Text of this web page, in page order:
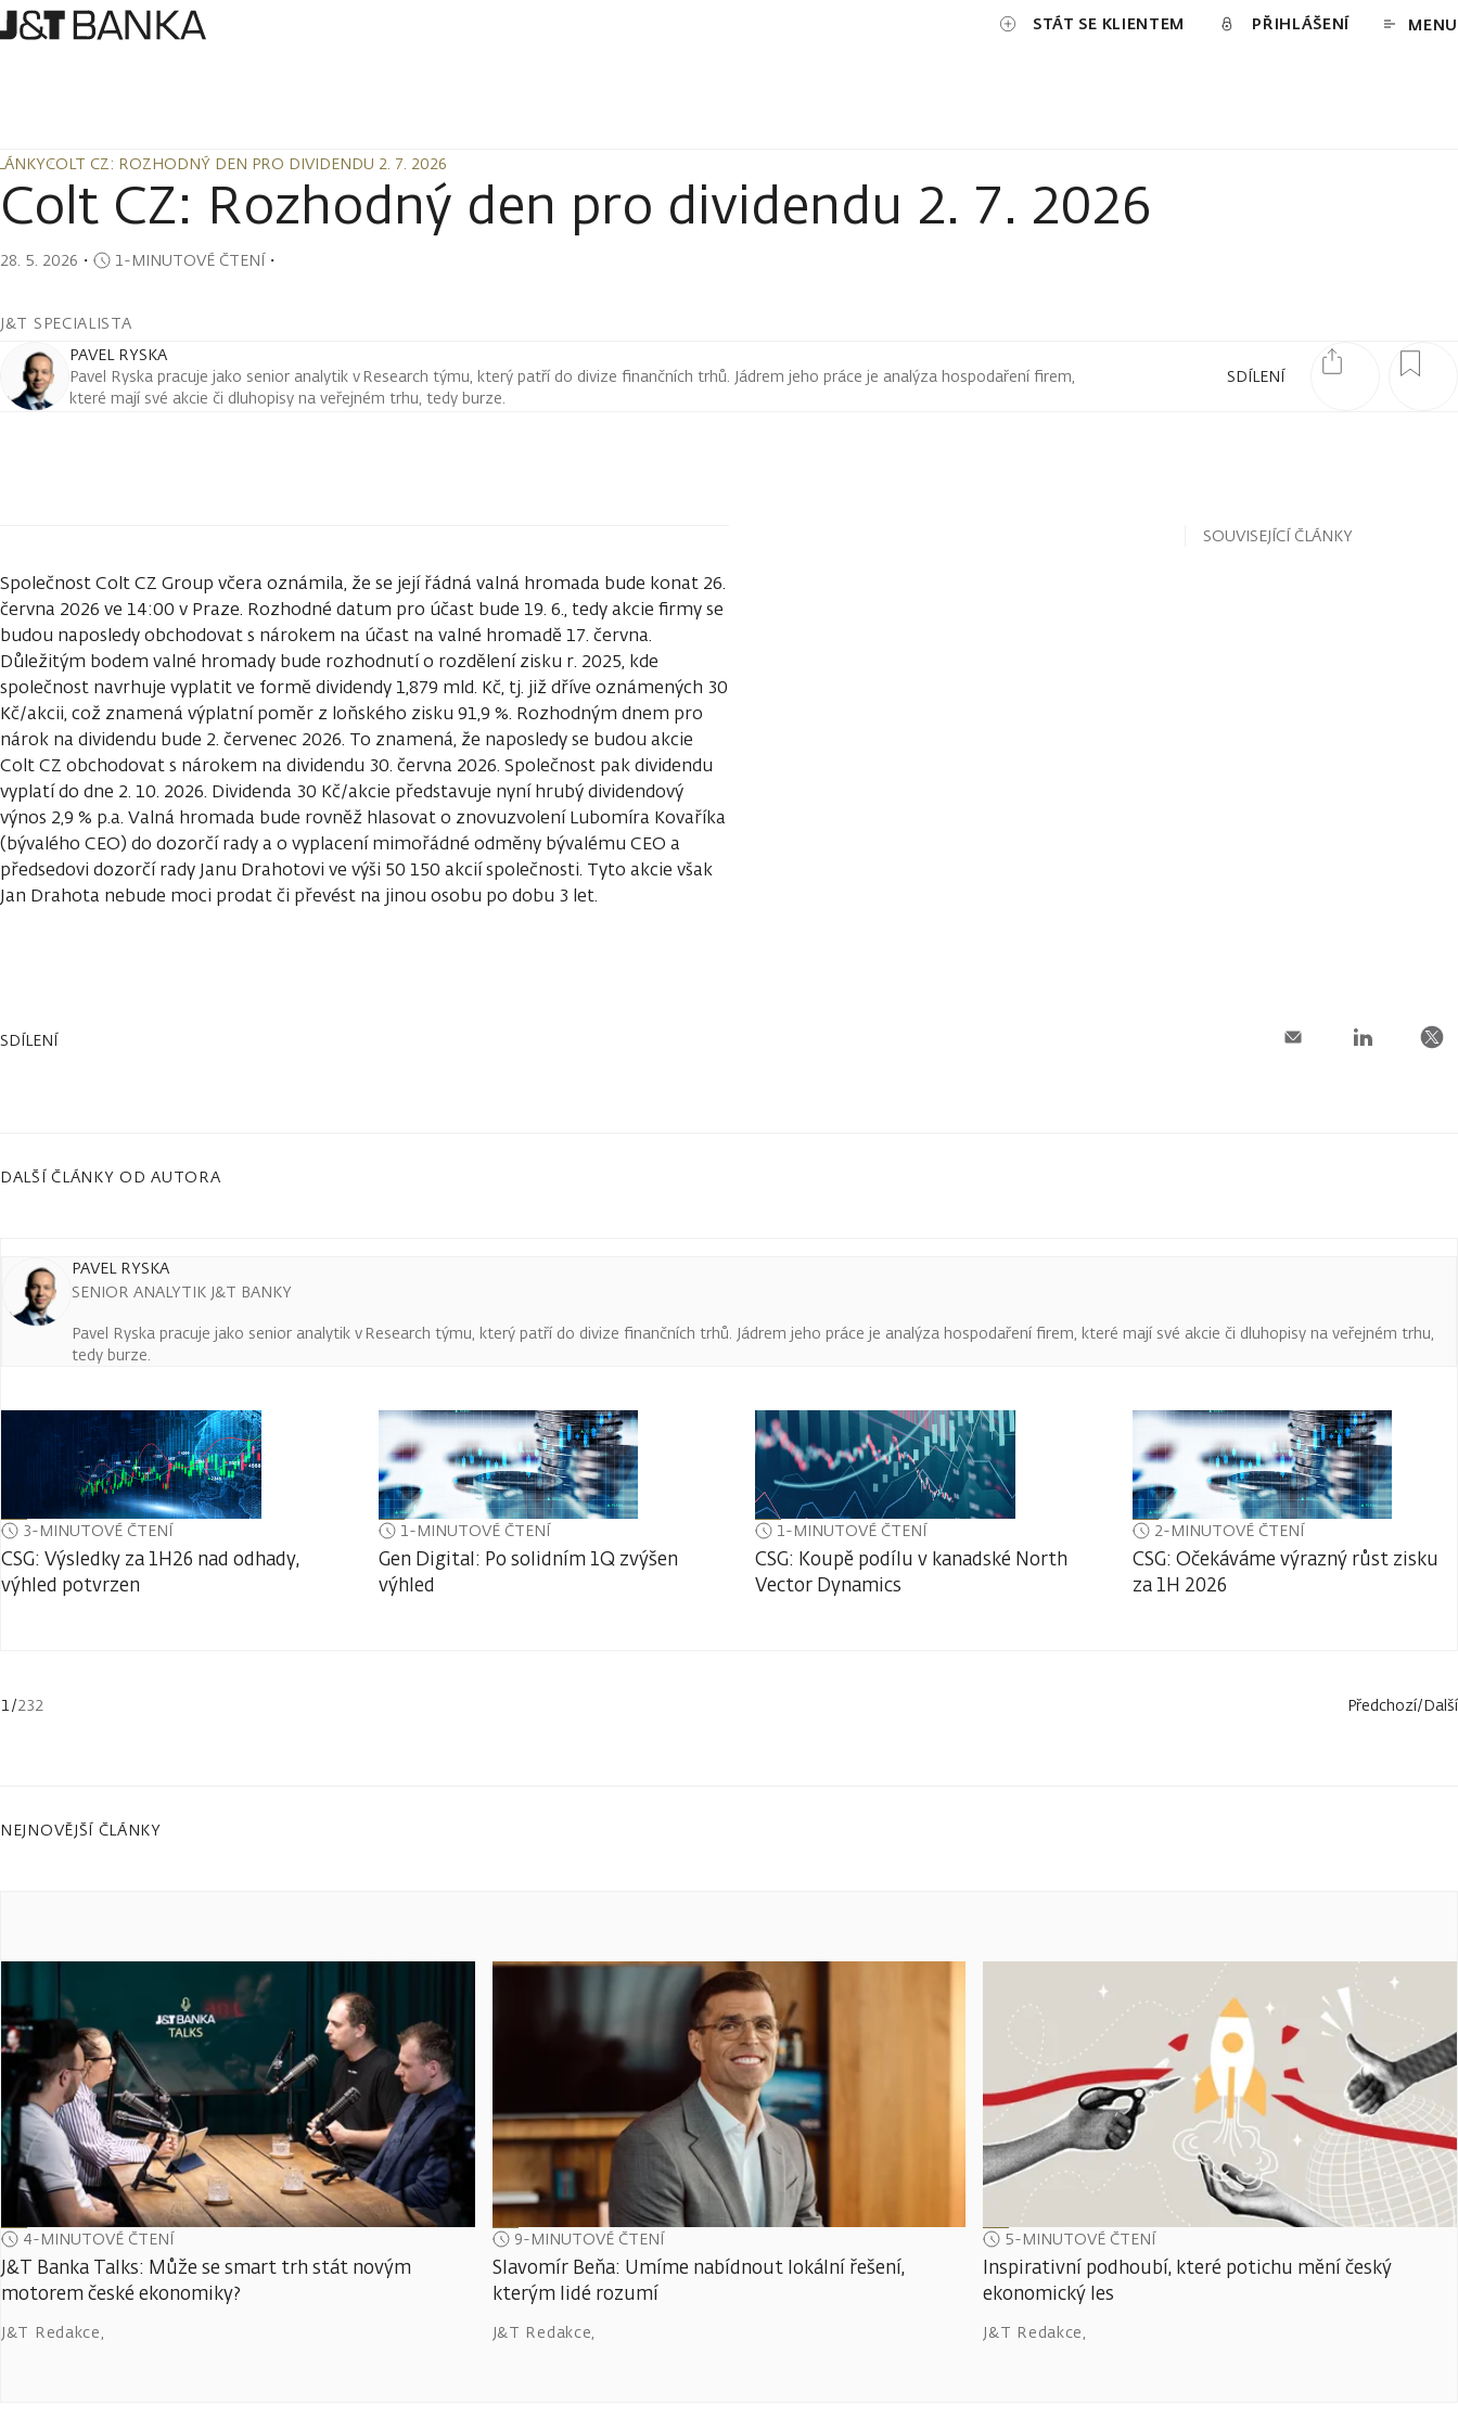
STÁT SE KLIENTEM PŘIHLÁŠENÍ MENU
COLT CZ: ROZHODNÝ DEN PRO DIVIDENDU 2. 7. 2026
COLT CZ: ROZHODNÝ DEN PRO DIVIDENDU 2. 7. 2026
Colt CZ: Rozhodný den pro dividendu 2. 7. 2026
28. 5. 2026 ・ 1-MINUTOVÉ ČTENÍ・
J&T SPECIALISTA
SDÍLENÍ
PAVEL RYSKA
Pavel Ryska pracuje jako senior analytik v Research týmu, který patří do divize finančních trhů. Jádrem jeho práce je analýza hospodaření firem,
které mají své akcie či dluhopisy na veřejném trhu, tedy burze.
Společnost Colt CZ Group včera oznámila, že se její řádná valná hromada bude konat 26.
června 2026 ve 14:00 v Praze. Rozhodné datum pro účast bude 19. 6., tedy akcie firmy se
budou naposledy obchodovat s nárokem na účast na valné hromadě 17. června.
Důležitým bodem valné hromady bude rozhodnutí o rozdělení zisku r. 2025, kde
společnost navrhuje vyplatit ve formě dividendy 1,879 mld. Kč, tj. již dříve oznámených 30
Kč/akcii, což znamená výplatní poměr z loňského zisku 91,9 %. Rozhodným dnem pro
nárok na dividendu bude 2. červenec 2026. To znamená, že naposledy se budou akcie
Colt CZ obchodovat s nárokem na dividendu 30. června 2026. Společnost pak dividendu
vyplatí do dne 2. 10. 2026. Dividenda 30 Kč/akcie představuje nyní hrubý dividendový
výnos 2,9 % p.a. Valná hromada bude rovněž hlasovat o znovuzvolení Lubomíra Kovaříka
(bývalého CEO) do dozorčí rady a o vyplacení mimořádné odměny bývalému CEO a
předsedovi dozorčí rady Janu Drahotovi ve výši 50 150 akcií společnosti. Tyto akcie však
Jan Drahota nebude moci prodat či převést na jinou osobu po dobu 3 let.
SOUVISEJÍCÍ ČLÁNKY
SDÍLENÍ
DALŠÍ ČLÁNKY OD AUTORA
PAVEL RYSKA
SENIOR ANALYTIK J&T BANKY
Pavel Ryska pracuje jako senior analytik v Research týmu, který patří do divize finančních trhů. Jádrem jeho práce je analýza hospodaření firem, které mají své akcie či dluhopisy na veřejném trhu,
tedy burze.
3-MINUTOVÉ ČTENÍ
CSG: Výsledky za 1H26 nad odhady,
výhled potvrzen
1-MINUTOVÉ ČTENÍ
Gen Digital: Po solidním 1Q zvýšen
výhled
1-MINUTOVÉ ČTENÍ
CSG: Koupě podílu v kanadské North
Vector Dynamics
2-MINUTOVÉ ČTENÍ
CSG: Očekáváme výrazný růst zisku
za 1H 2026
1 /232 Předchozí/Další
NEJNOVĚJŠÍ ČLÁNKY
4-MINUTOVÉ ČTENÍ
J&T Banka Talks: Může se smart trh stát novým
motorem české ekonomiky?
J&T Redakce,
9-MINUTOVÉ ČTENÍ
Slavomír Beňa: Umíme nabídnout lokální řešení,
kterým lidé rozumí
J&T Redakce,
5-MINUTOVÉ ČTENÍ
Inspirativní podhoubí, které potichu mění český
ekonomický les
J&T Redakce,